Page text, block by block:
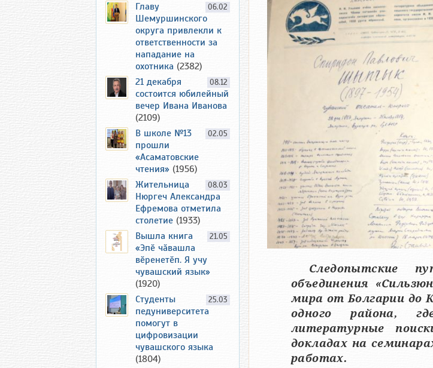
Следопытские
объединения
мира от Болгарии до
одного района,
литературные
докладах на
работах.
06.02
Главу
Шемуршинского
округа привлекли к
ответственности за
нападание на
охотника (2382)
08.12
21 декабря
состоится юбилейный
вечер Ивана Иванова
(2109)
02.05
В школе №13
прошли
«Асаматовские
чтения» (1956)
08.03
Жительница
Нюргеч Александра
Ефремова отметила
столетие (1933)
21.05
Вышла книга
«Эпӗ чӑвашла
вӗренетӗп. Я учу
чувашский язык»
(1920)
25.03
Студенты
педуниверситета
помогут в
цифровизации
чувашского языка
(1804)